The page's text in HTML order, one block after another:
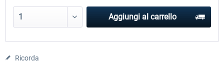
Aggiungi al carrello
Ricorda